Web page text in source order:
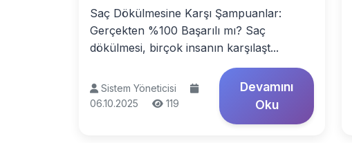
Saç Dökülmesine Karşı Şampuanlar:
Gerçekten %100 Başarılı mı? Saç
dökülmesi, birçok insanın karşılaşt...
Sistem Yöneticisi
06.10.2025
119
Devamını
Oku